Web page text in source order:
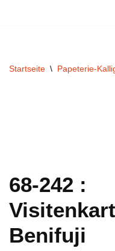
Startseite \ Papeterie-
68-242 :
Benifuji